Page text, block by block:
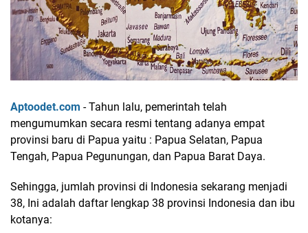
Aptoodet.com - Tahun lalu, pemerintah telah
mengumumkan secara resmi tentang adanya empat
provinsi baru di Papua yaitu : Papua Selatan, Papua
Tengah, Papua Pegunungan, dan Papua Barat Daya.
Sehingga, jumlah provinsi di Indonesia sekarang menjadi
38, Ini adalah daftar lengkap 38 provinsi Indonesia dan ibu
kotanya: